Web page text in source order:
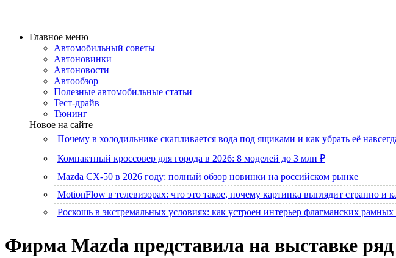
Главное меню
Автомобильный советы
Автоновинки
Автоновости
Автообзор
Полезные автомобильные статьи
Тест-драйв
Тюнинг
Новое на сайте
Почему в холодильнике скапливается вода под ящиками и как убрать её
Компактный кроссовер для города в 2026: 8 моделей до 3 млн ₽
Mazda CX-50 в 2026 году: полный обзор новинки на российском рынке
MotionFlow в телевизорах: что это такое, почему картинка выглядит странно и
Роскошь в экстремальных условиях: как устроен интерьер флагманских
Фирма Mazda представила на выставке